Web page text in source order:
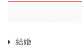
結婚